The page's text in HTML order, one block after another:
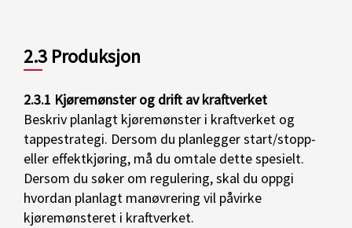
2.3 Produksjon
2.3.1 Kjøremønster og drift av kraftverket
Beskriv planlagt kjøremønster i kraftverket og
tappestrategi. Dersom du planlegger start/stopp-
eller effektkjøring, må du omtale dette spesielt.
Dersom du søker om regulering, skal du oppgi
hvordan planlagt manøvrering vil påvirke
kjøremønsteret i kraftverket.